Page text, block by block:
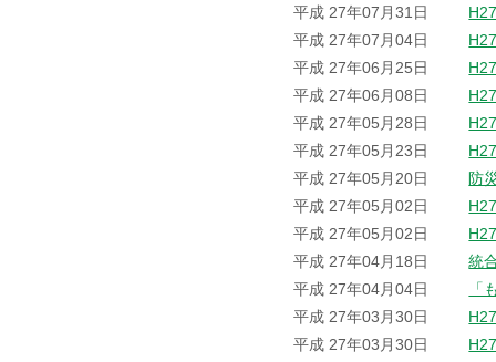
平成 27年07月31日
平成 27年07月04日
平成 27年06月25日
平成 27年06月08日
平成 27年05月28日
平成 27年05月23日
平成 27年05月20日
防
平成 27年05月02日
平成 27年05月02日
平成 27年04月18日
統
平成 27年04月04日
「
平成 27年03月30日
平成 27年03月30日